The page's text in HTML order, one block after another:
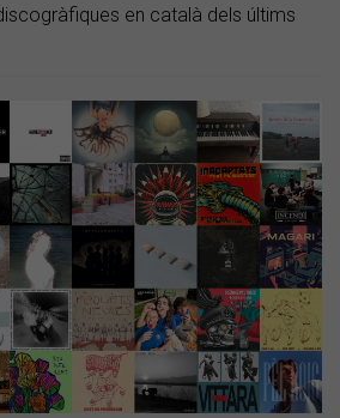
en català dels últims